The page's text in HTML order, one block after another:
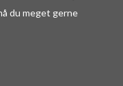
du meget gerne